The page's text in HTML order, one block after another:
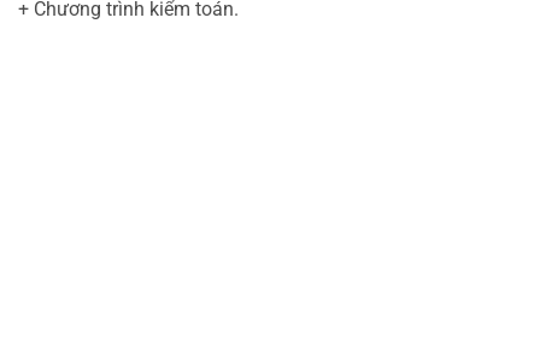
+ Chương trình kiểm toán.